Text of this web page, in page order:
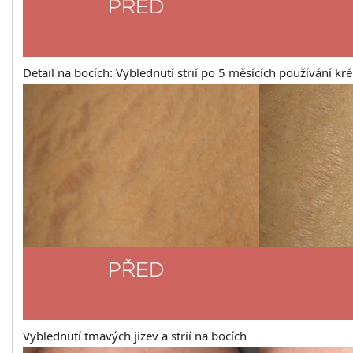
Detail na bocích: Vyblednutí strií po 5 měsících používání
Vyblednutí tmavých jizev a strií na bocích